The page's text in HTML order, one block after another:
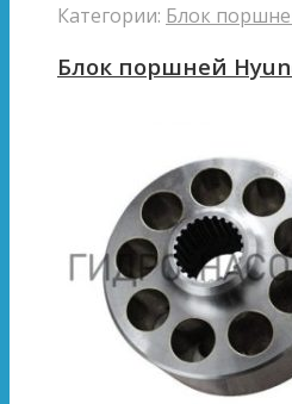
Категории: Блок
Блок поршней